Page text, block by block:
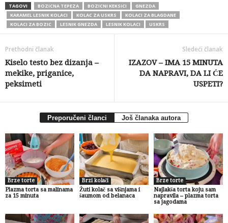
TAGOVI BOZICNA TEPEZA BOZICNI KEKSICI
GNEZDA
KARAMEL LESNIK KOLACI
KOLAC ZA USKRS
KOLACI ZA BLAGDANE
KOLACI ZA BOZIC
LESNIK GNEZDA LESNIK KOLACI USKRS
Prethodni članak
Kiselo testo bez dizanja –
mekike, priganice,
peksimeti
Sledeći članak
IZAZOV – IMA 15 MINUTA
DA NAPRAVI, DA LI ĆE
USPETI?
Preporučeni članci Još članaka autora
Brze torte
Plazma torta sa malinama
za 15 minuta
Brzi kolači
Žuti kolač sa višnjama i
šaumom od belanaca
Brze torte
Najlakša torta koju sam
napravila – plazma torta
sa jagodama